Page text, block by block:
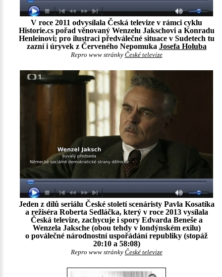
V roce 2011 odvysílala Česká televize v rámci cyklu
Historie.cs pořad věnovaný Wenzelu Jakschovi a Konradu
Henleinovi; pro ilustraci předválečné situace v Sudetech tu
zazní i úryvek z Červeného Nepomuka Josefa Holuba
Repro www stránky České televize
Jeden z dílů seriálu České století scenáristy Pavla Kosatíka
a režiséra Roberta Sedláčka, který v roce 2013 vysílala
Česká televize, zachycuje i spory Edvarda Beneše a
Wenzela Jaksche (obou tehdy v londýnském exilu)
o poválečné národnostní uspořádání republiky (stopáž
20:10 a 58:08)
Repro www stránky České televize